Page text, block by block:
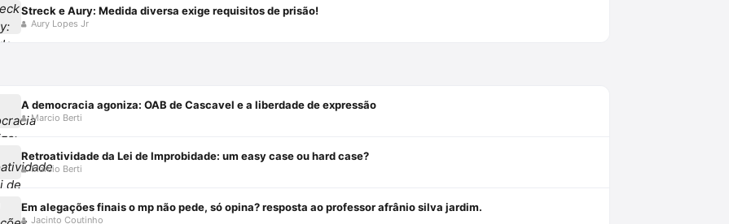
Streck e Aury: Medida diversa exige requisitos de prisão!
Aury Lopes Jr
A democracia agoniza: OAB de Cascavel e a liberdade de expressão
Marcio Berti
Retroatividade da Lei de Improbidade: um easy case ou hard case?
Marcio Berti
Em alegações finais o mp não pede, só opina? resposta ao professor afrânio silva jardim.
Jacinto Coutinho